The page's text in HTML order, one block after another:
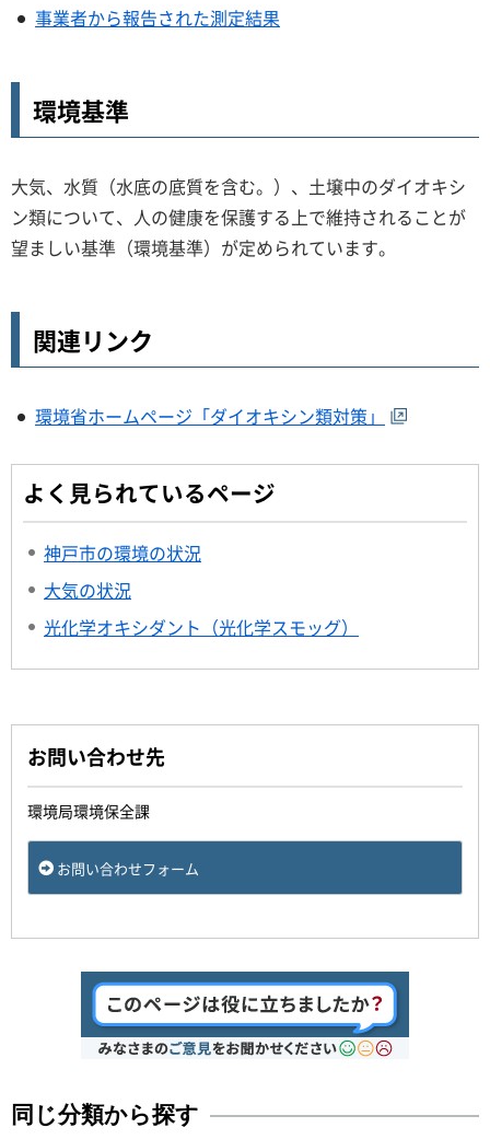
事業者から報告された測定結果
環境基準
大気、水質（水底の底質を含む。）、土壌中のダイオキシ
ン類について、人の健康を保護する上で維持されることが
望ましい基準（環境基準）が定められています。
関連リンク
環境省ホームページ「ダイオキシン類対策」
よく見られているページ
神戸市の環境の状況
大気の状況
光化学オキシダント（光化学スモッグ）
お問い合わせ先
環境局環境保全課
お問い合わせフォーム
同じ分類から探す